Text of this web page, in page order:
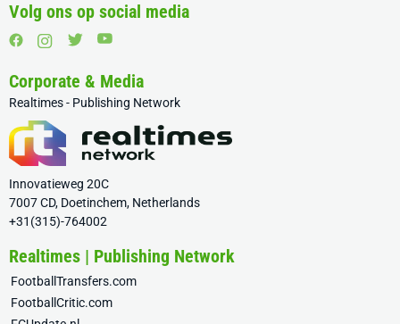
Volg ons op social media
Corporate & Media
Realtimes - Publishing Network
Innovatieweg 20C
7007 CD, Doetinchem, Netherlands
+31(315)-764002
Realtimes | Publishing Network
FootballTransfers.com
FootballCritic.com